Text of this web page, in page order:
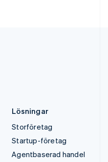
Lösningar
Storföretag
Startup-företag
Agentbaserad handel